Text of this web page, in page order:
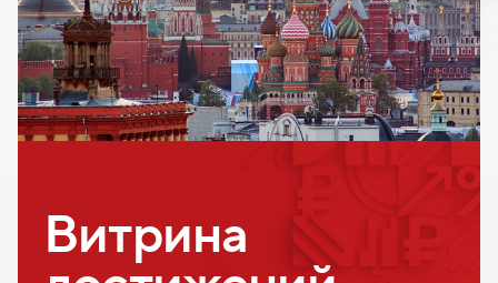
Витрина